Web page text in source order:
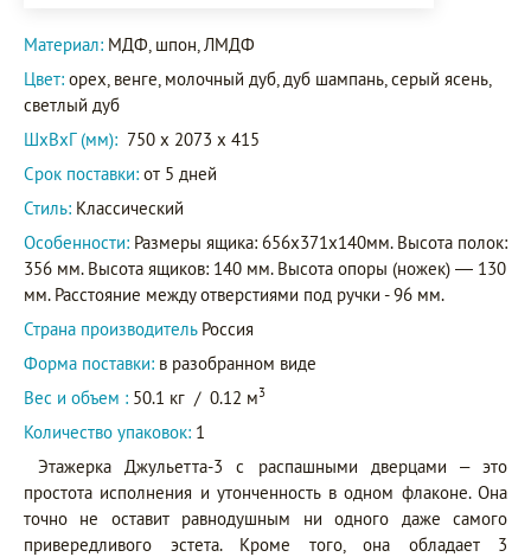
Материал: МДФ, шпон, ЛМДФ
Цвет: орех, венге, молочный дуб, дуб шампань, серый ясень,
светлый дуб
ШxВxГ (мм): 750 x 2073 x 415
Срок поставки: от 5 дней
Стиль: Классический
Особенности: Размеры ящика: 656х371х140мм. Высота полок:
356 мм. Высота ящиков: 140 мм. Высота опоры (ножек) — 130
мм. Расстояние между отверстиями под ручки - 96 мм.
Страна производитель Россия
Форма поставки: в разобранном виде
Вес и объем : 50.1 кг / 0.12 м3
Количество упаковок: 1
Этажерка Джульетта-3 с распашными дверцами – это
простота исполнения и утонченность в одном флаконе. Она
точно не оставит равнодушным ни одного даже самого
привередливого эстета. Кроме того, она обладает 3